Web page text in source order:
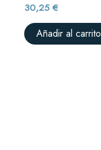
30,25€
Añadir al carrito